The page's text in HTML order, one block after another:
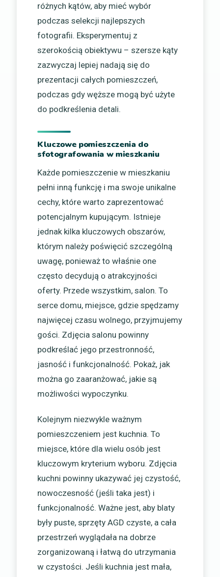
różnych kątów, aby mieć wybór
podczas selekcji najlepszych
fotografii. Eksperymentuj z
szerokością obiektywu – szersze kąty
zazwyczaj lepiej nadają się do
prezentacji całych pomieszczeń,
podczas gdy węższe mogą być użyte
do podkreślenia detali.
Kluczowe pomieszczenia do
sfotografowania w mieszkaniu
Każde pomieszczenie w mieszkaniu
pełni inną funkcję i ma swoje unikalne
cechy, które warto zaprezentować
potencjalnym kupującym. Istnieje
jednak kilka kluczowych obszarów,
którym należy poświęcić szczególną
uwagę, ponieważ to właśnie one
często decydują o atrakcyjności
oferty. Przede wszystkim, salon. To
serce domu, miejsce, gdzie spędzamy
najwięcej czasu wolnego, przyjmujemy
gości. Zdjęcia salonu powinny
podkreślać jego przestronność,
jasność i funkcjonalność. Pokaż, jak
można go zaaranżować, jakie są
możliwości wypoczynku.
Kolejnym niezwykle ważnym
pomieszczeniem jest kuchnia. To
miejsce, które dla wielu osób jest
kluczowym kryterium wyboru. Zdjęcia
kuchni powinny ukazywać jej czystość,
nowoczesność (jeśli taka jest) i
funkcjonalność. Ważne jest, aby blaty
były puste, sprzęty AGD czyste, a cała
przestrzeń wyglądała na dobrze
zorganizowaną i łatwą do utrzymania
w czystości. Jeśli kuchnia jest mała,